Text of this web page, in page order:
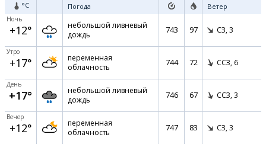
°C Погода Ветер
Ночь
+12°
небольшой ливневый
дождь
743 97 СЗ, 3
Утро
+17°
переменная
облачность
744 72 ССЗ, 6
День
+17°
небольшой ливневый
дождь
746 67 ССЗ, 3
Вечер
+12°
переменная
облачность
747 83 СЗ, 3